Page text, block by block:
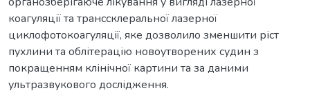
коагуляції та транссклеральної лазерної
циклофотокоагуляції, яке дозволило зменшити ріст
пухлини та облітерацію новоутворених судин з
покращенням клінічної картини та за даними
ультразвукового дослідження.